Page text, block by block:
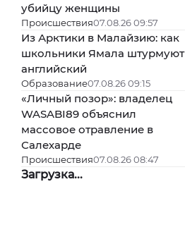
убийцу женщины
Происшествия07.08.26 09:57
Из Арктики в Малайзию: как
школьники Ямала штурмуют
английский
Образование07.08.26 09:15
«Личный позор»: владелец
WASABI89 объяснил
массовое отравление в
Салехарде
Происшествия07.08.26 08:47
Загрузка...